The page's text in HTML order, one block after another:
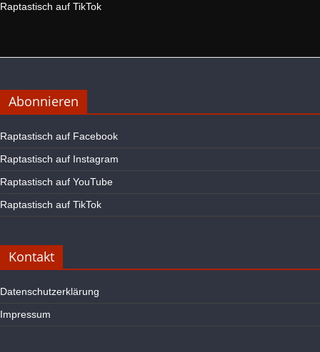
Raptastisch auf TikTok
Abonnieren
Raptastisch auf Facebook
Raptastisch auf Instagram
Raptastisch auf YouTube
Raptastisch auf TikTok
Kontakt
Datenschutzerklärung
Impressum